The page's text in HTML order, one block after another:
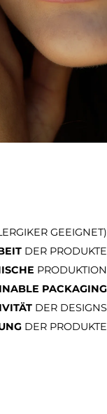
GEEIGNET)
DER PRODUKTE
PRODUKTION
PACKAGING
DER DESIGNS
DER PRODUKTE